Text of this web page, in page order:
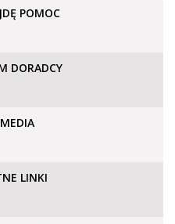
POMOC
DORADCY
LINKI